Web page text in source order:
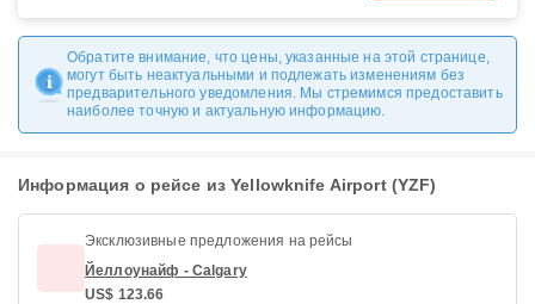
Обратите внимание, что цены, указанные на этой странице,
могут быть неактуальными и подлежать изменениям без
предварительного уведомления. Мы стремимся предоставить
наиболее точную и актуальную информацию.
Информация о рейсе из Yellowknife Airport (YZF)
Эксклюзивные предложения на рейсы
Йеллоунайф - Calgary
US$ 123.66